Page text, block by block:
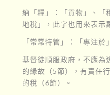
納「糧」：「貢物」、「
地稅」，此字也用來表示
「常常特管」：「專注於
基督徒順服政府，不應為
的緣故（5節），有責任
的稅（6節）。